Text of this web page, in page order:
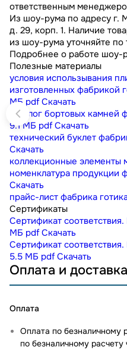
ответственным
Из шоу-рума по адресу г.
д. 29, корп. 1. Наличие
из шоу-рума уточняйте
Подробнее о работе шоу-
Полезные материалы
условия использывания
изготовленных фабрикой
МБ pdf Скачать
каталог бортовых камней
9.1 МБ pdf Скачать
технический буклет
Скачать
коллекционные элементы
номенклатура продукции
Скачать
прайс-лист фабрика
Сертификаты
Сертификат
МБ pdf Скачать
Сертификат
5.5 МБ pdf Скачать
Оплата и доставка
Оплата
Оплата по безналичному
по безналичному